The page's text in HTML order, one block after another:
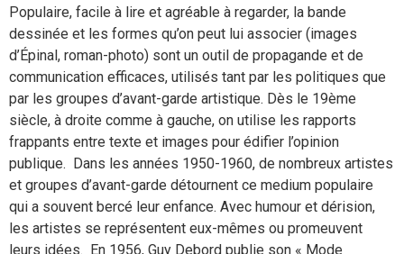
Populaire, facile à lire et agréable à regarder, la bande
dessinée et les formes qu’on peut lui associer (images
d’Épinal, roman-photo) sont un outil de propagande et de
communication efficaces, utilisés tant par les politiques que
par les groupes d’avant-garde artistique. Dès le 19ème
siècle, à droite comme à gauche, on utilise les rapports
frappants entre texte et images pour édifier l’opinion
publique. Dans les années 1950-1960, de nombreux artistes
et groupes d’avant-garde détournent ce medium populaire
qui a souvent bercé leur enfance. Avec humour et dérision,
les artistes se représentent eux-mêmes ou promeuvent
leurs idées. En 1956, Guy Debord publie son « Mode